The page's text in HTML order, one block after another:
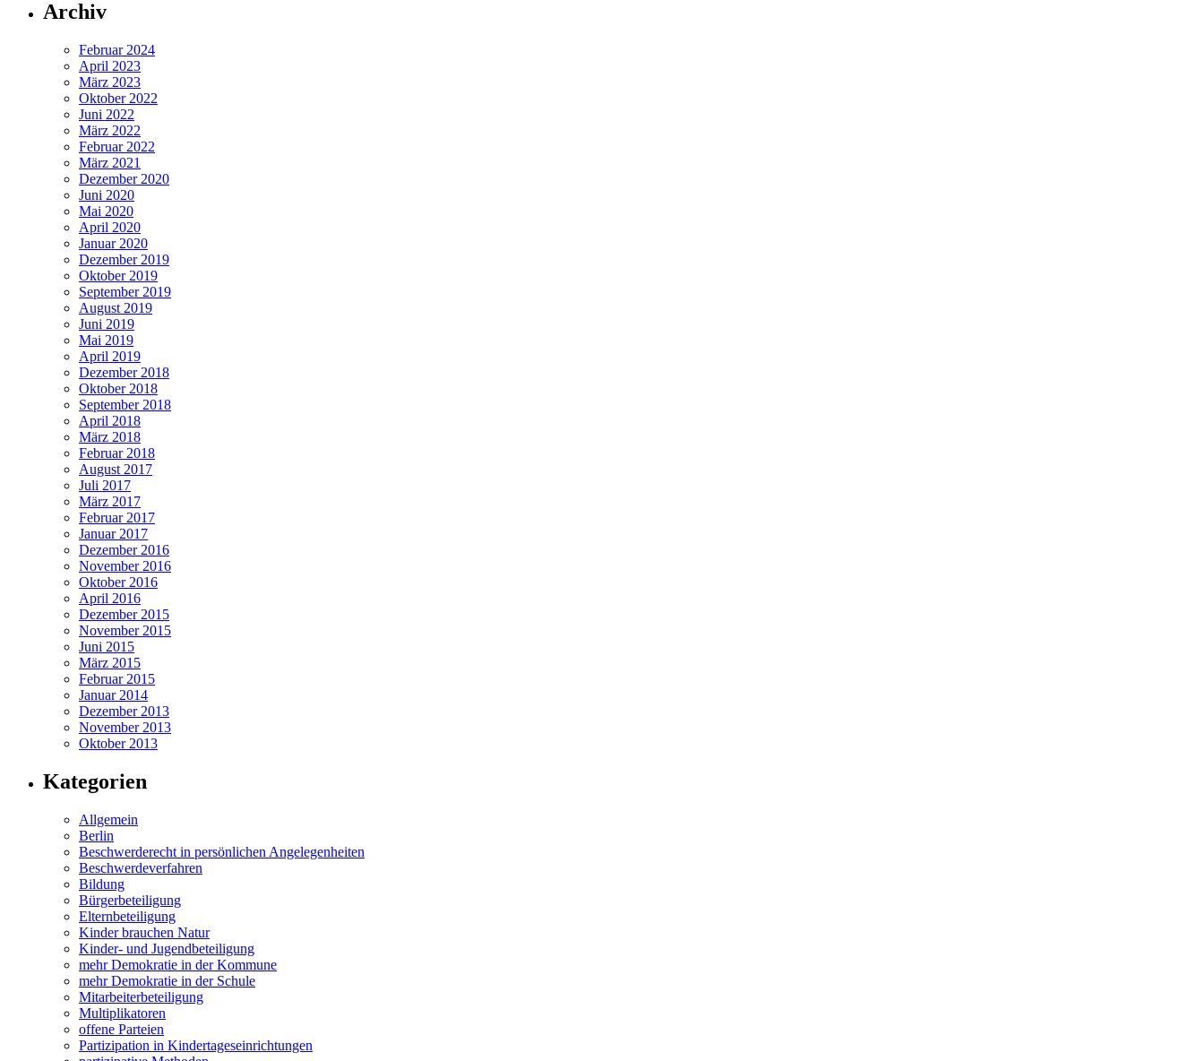
Archiv
Februar 2024
April 2023
März 2023
Oktober 2022
Juni 2022
März 2022
Februar 2022
März 2021
Dezember 2020
Juni 2020
Mai 2020
April 2020
Januar 2020
Dezember 2019
Oktober 2019
September 2019
August 2019
Juni 2019
Mai 2019
April 2019
Dezember 2018
Oktober 2018
September 2018
April 2018
März 2018
Februar 2018
August 2017
Juli 2017
März 2017
Februar 2017
Januar 2017
Dezember 2016
November 2016
Oktober 2016
April 2016
Dezember 2015
November 2015
Juni 2015
März 2015
Februar 2015
Januar 2014
Dezember 2013
November 2013
Oktober 2013
Kategorien
Allgemein
Berlin
Beschwerderecht in persönlichen Angelegenheiten
Beschwerdeverfahren
Bildung
Bürgerbeteiligung
Elternbeteiligung
Kinder brauchen Natur
Kinder- und Jugendbeteiligung
mehr Demokratie in der Kommune
mehr Demokratie in der Schule
Mitarbeiterbeteiligung
Multiplikatoren
offene Parteien
Partizipation in Kindertageseinrichtungen